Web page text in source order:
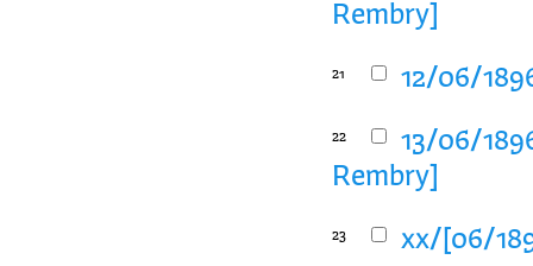
Rembry]
21 12/06/
22
13/06/
Rembry]
23 xx/[06/